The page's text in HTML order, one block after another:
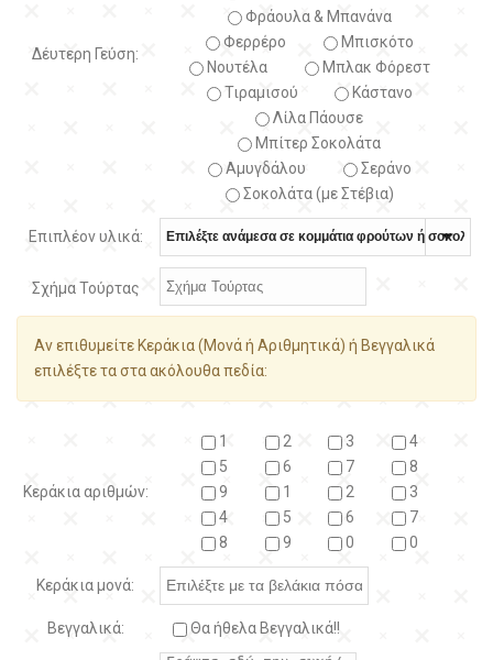
Δέυτερη Γεύση:
Φράουλα & Μπανάνα
Φερρέρο
Μπισκότο
Νουτέλα
Μπλακ Φόρεστ
Τιραμισού
Κάστανο
Λίλα Πάουσε
Μπίτερ Σοκολάτα
Αμυγδάλου
Σεράνο
Σοκολάτα (με Στέβια)
Επιπλέον υλικά:
Σχήμα Τούρτας
Αν επιθυμείτε Κεράκια (Μονά ή Αριθμητικά) ή Βεγγαλικά
επιλέξτε τα στα ακόλουθα πεδία:
Κεράκια αριθμών:
1 2 3
4
5
6 7
8
9
1 2
3
4
5 6
7
8
9 0 0
Κεράκια μονά:
Βεγγαλικά: Θα ήθελα Βεγγαλικά!!